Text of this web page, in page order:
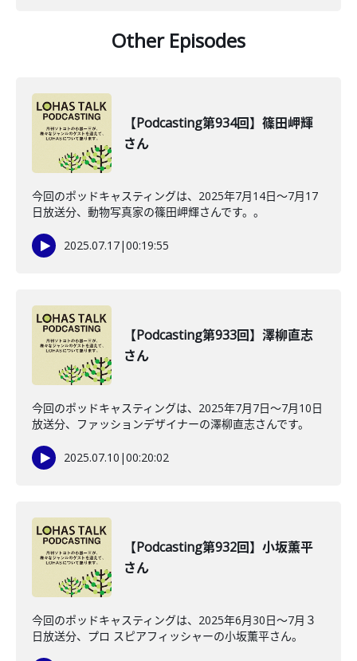
Other Episodes
【Podcasting第934回】篠田岬輝
さん
今回のポッドキャスティングは、2025年7月14日〜7月17
日放送分、動物写真家の篠田岬輝さんです。。
2025.07.17|00:19:55
【Podcasting第933回】澤柳直志
さん
今回のポッドキャスティングは、2025年7月7日～7月10日
放送分、ファッションデザイナーの澤柳直志さんです。
2025.07.10 |00:20:02
【Podcasting第932回】小坂薫平
さん
今回のポッドキャスティングは、2025年6月30日～7月３
日放送分、プロ スピアフィッシャーの小坂薫平さん。